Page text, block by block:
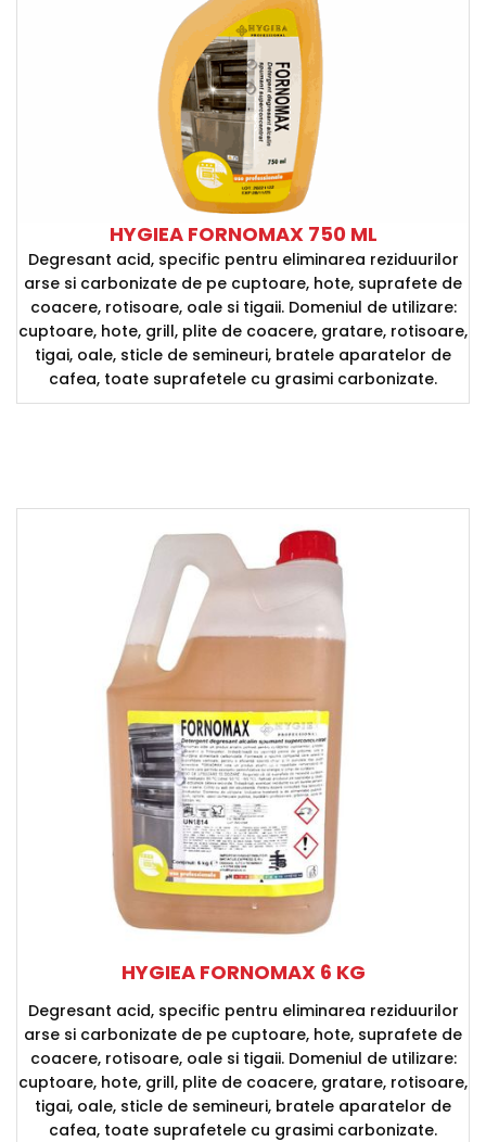
HYGIEA FORNOMAX 750 ML
Degresant acid, specific pentru eliminarea reziduurilor
arse si carbonizate de pe cuptoare, hote, suprafete de
coacere, rotisoare, oale si tigaii. Domeniul de utilizare:
cuptoare, hote, grill, plite de coacere, gratare, rotisoare,
tigai, oale, sticle de semineuri, bratele aparatelor de
cafea, toate suprafetele cu grasimi carbonizate.
HYGIEA FORNOMAX 6 KG
Degresant acid, specific pentru eliminarea reziduurilor
arse si carbonizate de pe cuptoare, hote, suprafete de
coacere, rotisoare, oale si tigaii. Domeniul de utilizare:
cuptoare, hote, grill, plite de coacere, gratare, rotisoare,
tigai, oale, sticle de semineuri, bratele aparatelor de
cafea, toate suprafetele cu grasimi carbonizate.